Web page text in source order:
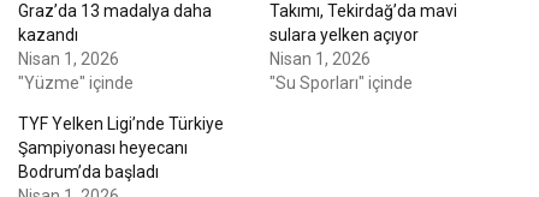
Graz’da 13 madalya daha
kazandı
Nisan 1, 2026
"Yüzme" içinde
Takımı, Tekirdağ’da mavi
sulara yelken açıyor
Nisan 1, 2026
"Su Sporları" içinde
TYF Yelken Ligi’nde Türkiye
Şampiyonası heyecanı
Bodrum’da başladı